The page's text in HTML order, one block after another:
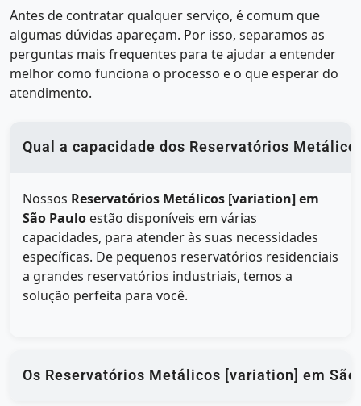
Antes de contratar qualquer serviço, é comum que
algumas dúvidas apareçam. Por isso, separamos as
perguntas mais frequentes para te ajudar a entender
melhor como funciona o processo e o que esperar do
atendimento.
Qual a capacidade dos Reservatórios
Nossos Reservatórios Metálicos [variation] em
São Paulo estão disponíveis em várias
capacidades, para atender às suas necessidades
específicas. De pequenos reservatórios residenciais
a grandes reservatórios industriais, temos a
solução perfeita para você.
Os Reservatórios Metálicos [variation] em